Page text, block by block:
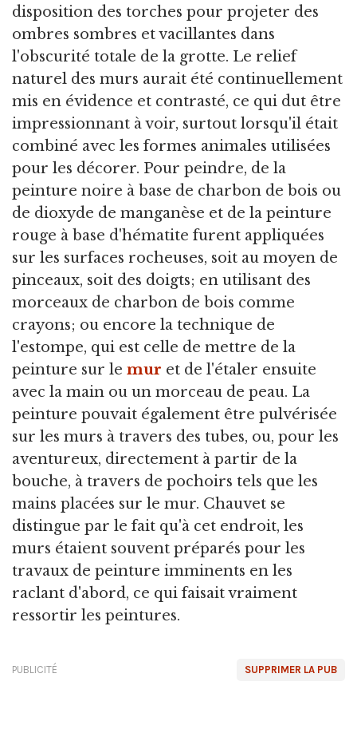
disposition des torches pour projeter des
ombres sombres et vacillantes dans
l'obscurité totale de la grotte. Le relief
naturel des murs aurait été continuellement
mis en évidence et contrasté, ce qui dut être
impressionnant à voir, surtout lorsqu'il était
combiné avec les formes animales utilisées
pour les décorer. Pour peindre, de la
peinture noire à base de charbon de bois ou
de dioxyde de manganèse et de la peinture
rouge à base d'hématite furent appliquées
sur les surfaces rocheuses, soit au moyen de
pinceaux, soit des doigts; en utilisant des
morceaux de charbon de bois comme
crayons; ou encore la technique de
l'estompe, qui est celle de mettre de la
peinture sur le mur et de l'étaler ensuite
avec la main ou un morceau de peau. La
peinture pouvait également être pulvérisée
sur les murs à travers des tubes, ou, pour les
aventureux, directement à partir de la
bouche, à travers de pochoirs tels que les
mains placées sur le mur. Chauvet se
distingue par le fait qu'à cet endroit, les
murs étaient souvent préparés pour les
travaux de peinture imminents en les
raclant d'abord, ce qui faisait vraiment
ressortir les peintures.
SUPPRIMER LA PUB
PUBLICITÉ